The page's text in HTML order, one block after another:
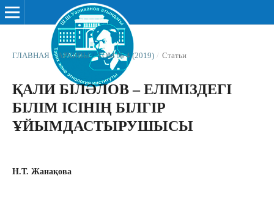
ГЛАВНАЯ / АРХИВЫ / ТОМ № 4 (2019) / Статьи
ҚАЛИ БІЛƏЛОВ – ЕЛІМІЗДЕГІ
БІЛІМ ІСІНІҢ БІЛГІР
ҰЙЫМДАСТЫРУШЫСЫ
Н.Т. Жанақова